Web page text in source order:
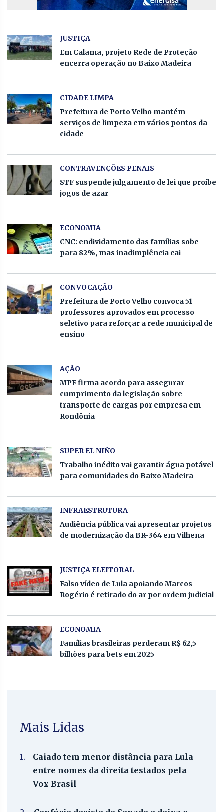
JUSTIÇA
Em Calama, projeto Rede de Proteção
encerra operação no Baixo Madeira
CIDADE LIMPA
Prefeitura de Porto Velho mantém
serviços de limpeza em vários pontos da
cidade
CONTRAVENÇÕES PENAIS
STF suspende julgamento de lei que proíbe
jogos de azar
ECONOMIA
CNC: endividamento das famílias sobe
para 82%, mas inadimplência cai
CONVOCAÇÃO
Prefeitura de Porto Velho convoca 51
professores aprovados em processo
seletivo para reforçar a rede municipal de
ensino
AÇÃO
MPF firma acordo para assegurar
cumprimento da legislação sobre
transporte de cargas por empresa em
Rondônia
SUPER EL NIÑO
Trabalho inédito vai garantir água potável
para comunidades do Baixo Madeira
INFRAESTRUTURA
Audiência pública vai apresentar projetos
de modernização da BR-364 em Vilhena
JUSTIÇA ELEITORAL
Falso vídeo de Lula apoiando Marcos
Rogério é retirado do ar por ordem judicial
ECONOMIA
Famílias brasileiras perderam R$ 62,5
bilhões para bets em 2025
Mais Lidas
1.
Caiado tem menor distância para Lula
entre nomes da direita testados pela
Vox Brasil